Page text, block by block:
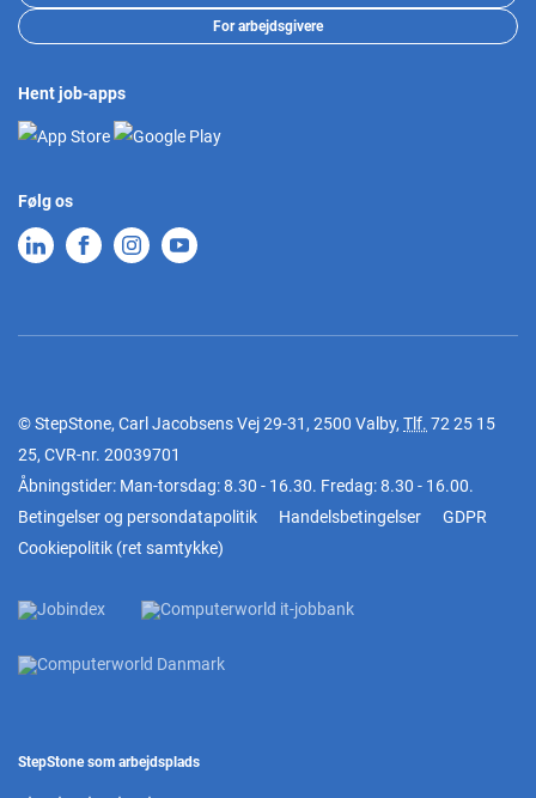
For arbejdsgivere
Hent job-apps
Følg os
© StepStone, Carl Jacobsens Vej 29-31, 2500 Valby, Tlf. 72 25 15
25, CVR-nr. 20039701
Åbningstider: Man-torsdag: 8.30 - 16.30. Fredag: 8.30 - 16.00.
Betingelser og persondatapolitik
Handelsbetingelser
GDPR
Cookiepolitik (ret samtykke)
StepStone som arbejdsplads